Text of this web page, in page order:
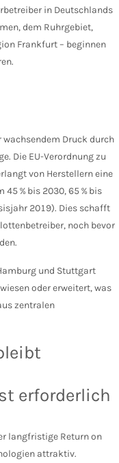
in Deutschlands
dem Ruhrgebiet,
Frankfurt – beginnen
Druck durch
Die EU-Verordnung zu
von Herstellern eine
% bis 2030, 65 % bis
2019). Dies schafft
noch bevor
und Stuttgart
oder erweitert, was
zentralen
erforderlich
langfristige Return on
attraktiv.